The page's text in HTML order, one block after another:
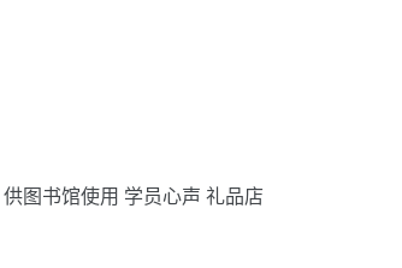
供图书馆使用 学员心声 礼品店